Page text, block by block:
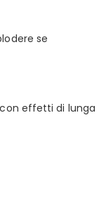
se
effetti di lunga